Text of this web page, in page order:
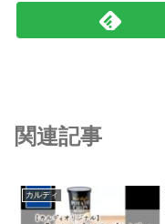
関連記事
カルディ